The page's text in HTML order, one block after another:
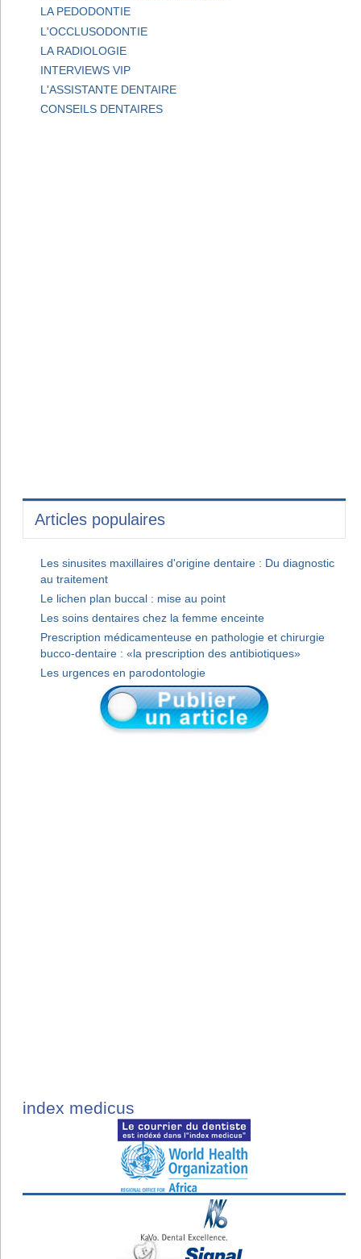
LA PEDODONTIE
L'OCCLUSODONTIE
LA RADIOLOGIE
INTERVIEWS VIP
L'ASSISTANTE DENTAIRE
CONSEILS DENTAIRES
Articles populaires
Les sinusites maxillaires d'origine dentaire : Du diagnostic
au traitement
Le lichen plan buccal : mise au point
Les soins dentaires chez la femme enceinte
Prescription médicamenteuse en pathologie et chirurgie
bucco-dentaire : «la prescription des antibiotiques»
Les urgences en parodontologie
index medicus